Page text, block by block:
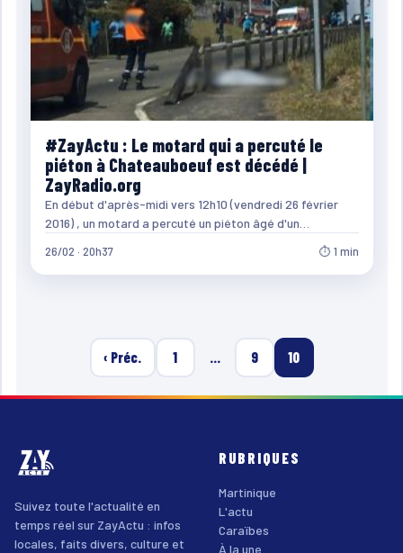
#ZayActu : Le motard qui a percuté le
piéton à Chateauboeuf est décédé |
ZayRadio.org
En début d'après-midi vers 12h10 (vendredi 26 février
2016) , un motard a percuté un piéton âgé d'un…
26/02 · 20h37 ⏱ 1 min
‹ Préc. 1 … 9 10
Suivez toute l'actualité en
temps réel sur ZayActu : infos
locales, faits divers, culture et
RUBRIQUES
Martinique
L'actu
Caraïbes
À la une